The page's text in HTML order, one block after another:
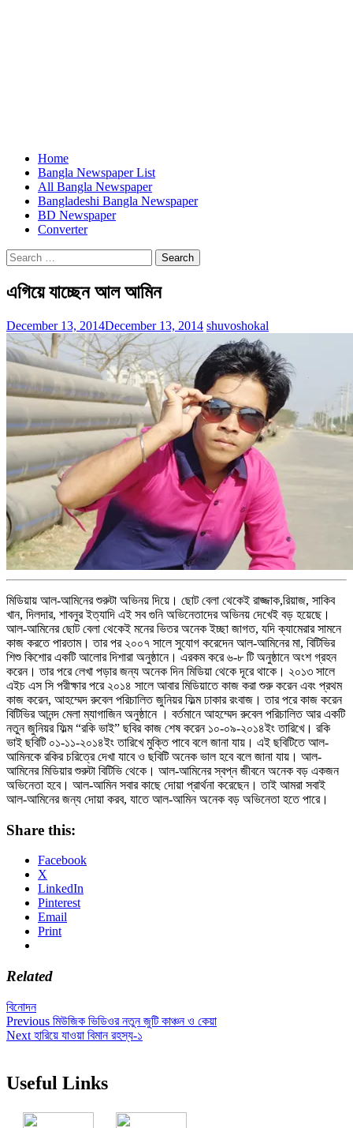
Home
Bangla Newspaper List
All Bangla Newspaper
Bangladeshi Bangla Newspaper
BD Newspaper
Converter
Search
for:
এগিয়ে যাচ্ছেন আল আমিন
December 13, 2014December 13, 2014 shuvoshokal
মিডিয়ায় আল-আমিনের শুরুটা অভিনয় দিয়ে। ছোট বেলা থেকেই রাজ্জাক,রিয়াজ, সাকিব
খান, দিলদার, শাবনুর ইত্যাদি এই সব গুনি অভিনেতাদের অভিনয় দেখেই বড় হয়েছে।
আল-আমিনের ছোট বেলা থেকেই মনের ভিতর অনেক ইচ্ছা জাগত, যদি ক্যামেরার সামনে
কাজ করতে পারতাম। তার পর ২০০৭ সালে সুযোগ করেদেন আল-আমিনের মা, বিটিভির
শিশু কিশোর একটি আলোর দিশারা অনুষ্ঠানে। এরকম করে ৬-৮ টি অনুষ্ঠানে অংশ গ্রহন
করেন। তার পরে লেখা পড়ার জন্য অনেক দিন মিডিয়া থেকে দূরে থাকে। ২০১৩ সালে
এইচ এস সি পরীক্ষার পরে ২০১৪ সালে আবার মিডিয়াতে কাজ করা শুরু করেন এবং প্রথম
কাজ করেন, আহম্মেদ রুবেল পরিচালিত জুনিয়র ফিল্ম ঢাকার রংবাজ। তার পরে কাজ করেন
বিটিভির আনন্দ মেলা ম্যাগাজিন অনুষ্ঠানে । বর্তমানে আহম্মেদ রুবেল পরিচালিত আর একটি
নতুন জুনিয়র ফিল্ম “রকি ভাই” ছবির কাজ শেষ করেন ১০-০৯-২০১৪ইং তারিখে। রকি
ভাই ছবিটি ০১-১১-২০১৪ইং তারিখে মুক্তি পাবে বলে জানা যায়। এই ছবিটিতে আল-
আমিনকে রকির চরিত্রে দেখা যাবে ও ছবিটি অনেক ভাল হবে বলে জানা যায়। আল-
আমিনের মিডিয়ার শুরুটা বিটিভি থেকে। আল-আমিনের স্বপ্ন জীবনে অনেক বড় একজন
অভিনেতা হবে। আল-আমিন সবার কাছে দোয়া প্রার্থনা করেছেন। তাই আমরা সবাই
আল-আমিনের জন্য দোয়া করব, যাতে আল-আমিন অনেক বড় অভিনেতা হতে পারে।
Share this:
Facebook
X
LinkedIn
Pinterest
Email
Print
Related
বিনোদন
Post
navigation
Previous Previous
post:
মিউজিক ভিডিওর নতুন জুটি কাঞ্চন ও কেয়া
Next Next
হারিয়ে যাওয়া বিমান রহস্য-১
Useful Links